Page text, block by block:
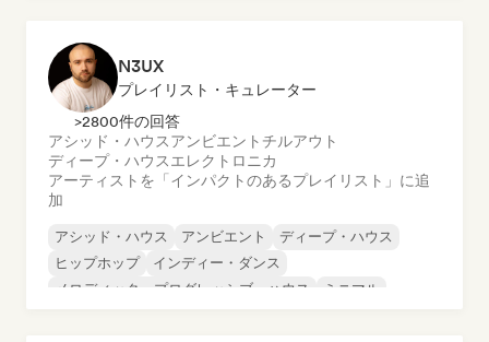
N3UX
プレイリスト・キュレーター
>2800件の回答
アシッド・ハウスアンビエント チルアウト
ディープ・ハウスエレクトロニカ
アーティストを「インパクトのあるプレイリスト」に追
加
アシッド・ハウス アンビエント
ディープ・ハウス
ヒップホップ
インディー・ダンス
メロディック・プログレッシブ・ハウス
ミニマル